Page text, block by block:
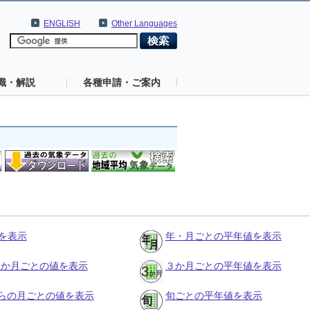
Other Languages
ENGLISH
・解説 各種申請・ご案内
表示 年・月ごとの平年値を表示
月ごとの値を表示 ３か月ごとの平年値を表示
の月ごとの値を表示 旬ごとの平年値を表示